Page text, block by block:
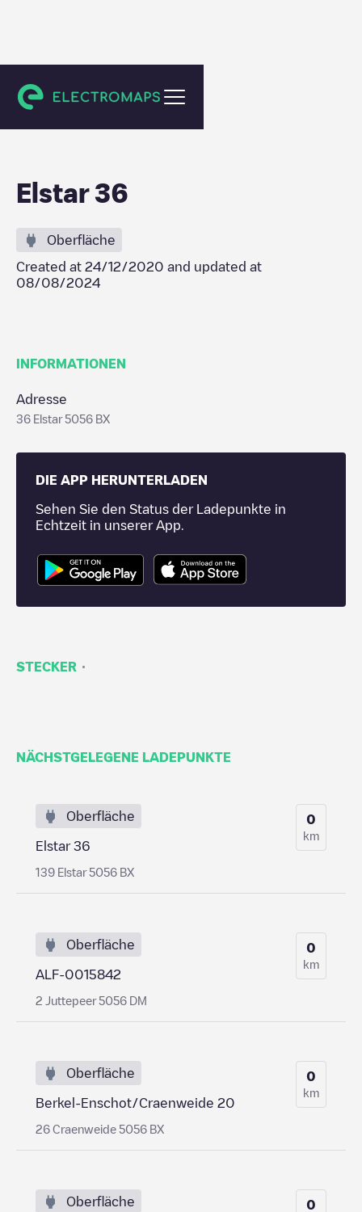
Berkel-Enschot
Elstar 36
Oberfläche
Created at 24/12/2020 and updated at
08/08/2024
INFORMATIONEN
Adresse
36 Elstar 5056 BX
DIE APP HERUNTERLADEN
Sehen Sie den Status der Ladepunkte in
Echtzeit in unserer App.
STECKER ·
NÄCHSTGELEGENE LADEPUNKTE
Oberfläche
Elstar 36
139 Elstar 5056 BX
0
km
Oberfläche
ALF-0015842
2 Juttepeer 5056 DM
0
km
Oberfläche
Berkel-Enschot/Craenweide 20
26 Craenweide 5056 BX
0
km
Oberfläche 0